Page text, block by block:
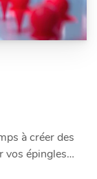
à créer des
vos épingles…